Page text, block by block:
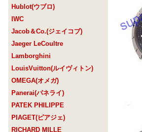
Hublot(ウブロ)
IWC
Jacob＆Co.(ジェイコブ)
Jaeger LeCoultre
Lamborghini
LouisVuitton(ルイヴィトン)
OMEGA(オメガ)
Panerai(パネライ)
PATEK PHILIPPE
PIAGET(ピアジェ)
RICHARD MILLE